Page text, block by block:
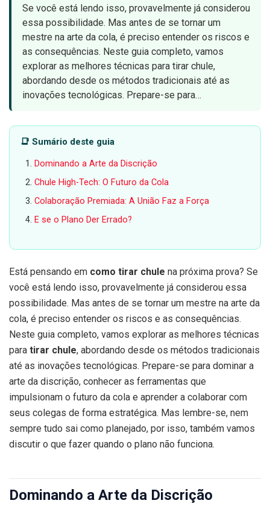
Se você está lendo isso, provavelmente já considerou
essa possibilidade. Mas antes de se tornar um
mestre na arte da cola, é preciso entender os riscos e
as consequências. Neste guia completo, vamos
explorar as melhores técnicas para tirar chule,
abordando desde os métodos tradicionais até as
inovações tecnológicas. Prepare-se para…
📑 Sumário deste guia
Dominando a Arte da Discrição
Chule High-Tech: O Futuro da Cola
Colaboração Premiada: A União Faz a Força
E se o Plano Der Errado?
Está pensando em como tirar chule na próxima prova? Se
você está lendo isso, provavelmente já considerou essa
possibilidade. Mas antes de se tornar um mestre na arte da
cola, é preciso entender os riscos e as consequências.
Neste guia completo, vamos explorar as melhores técnicas
para tirar chule, abordando desde os métodos tradicionais
até as inovações tecnológicas. Prepare-se para dominar a
arte da discrição, conhecer as ferramentas que
impulsionam o futuro da cola e aprender a colaborar com
seus colegas de forma estratégica. Mas lembre-se, nem
sempre tudo sai como planejado, por isso, também vamos
discutir o que fazer quando o plano não funciona.
Dominando a Arte da Discrição